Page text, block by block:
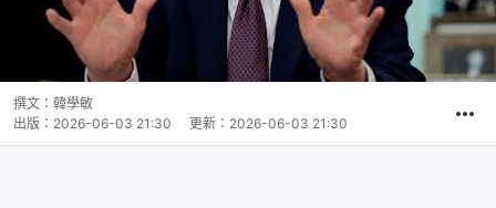
撰文： 韓學敏
出版： 2026-06-03 21:30 更新： 2026-06-03 21:30